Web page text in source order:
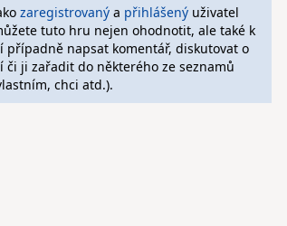
zaregistrovanýa přihlášenýuživatel
tuto hru nejen ohodnotit, ale také k
případně napsat komentář, diskutovat o
či ji zařadit do některého ze seznamů
chci atd.).